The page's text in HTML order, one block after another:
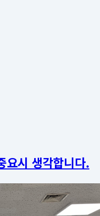
요시 생각합니다.